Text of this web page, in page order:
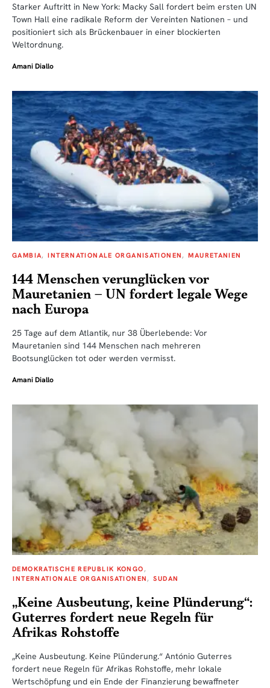
Starker Auftritt in New York: Macky Sall fordert beim ersten UN
Town Hall eine radikale Reform der Vereinten Nationen – und
positioniert sich als Brückenbauer in einer blockierten
Weltordnung.
Amani Diallo
GAMBIA INTERNATIONALE ORGANISATIONEN MAURETANIEN
144 Menschen verunglücken vor
Mauretanien – UN fordert legale Wege
nach Europa
25 Tage auf dem Atlantik, nur 38 Überlebende: Vor
Mauretanien sind 144 Menschen nach mehreren
Bootsunglücken tot oder werden vermisst.
Amani Diallo
DEMOKRATISCHE REPUBLIK KONGO
INTERNATIONALE ORGANISATIONEN
SUDAN
„Keine Ausbeutung, keine Plünderung“:
Guterres fordert neue Regeln für
Afrikas Rohstoffe
„Keine Ausbeutung. Keine Plünderung.“ António Guterres
fordert neue Regeln für Afrikas Rohstoffe, mehr lokale
Wertschöpfung und ein Ende der Finanzierung bewaffneter